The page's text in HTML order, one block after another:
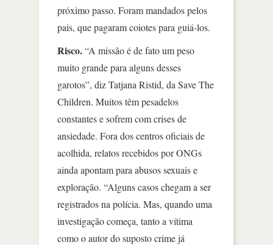
próximo passo. Foram mandados pelos
pais, que pagaram coiotes para guiá-los.
Risco.“A missão é de fato um peso
muito grande para alguns desses
garotos”, diz Tatjana Ristid, da Save The
Children. Muitos têm pesadelos
constantes e sofrem com crises de
ansiedade. Fora dos centros oficiais de
acolhida, relatos recebidos por ONGs
ainda apontam para abusos sexuais e
exploração. “Alguns casos chegam a ser
registrados na polícia. Mas, quando uma
investigação começa, tanto a vítima
como o autor do suposto crime já